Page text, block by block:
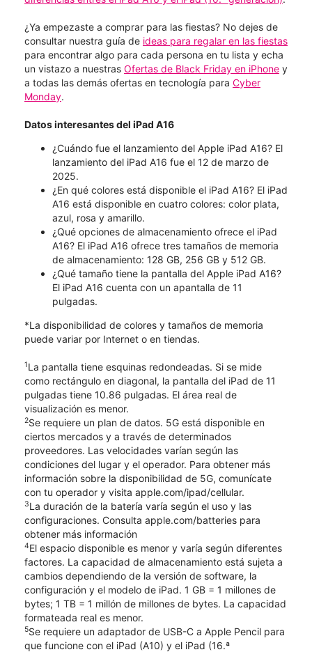
¿Ya empezaste a comprar para las fiestas? No dejes de
consultar nuestra guía de ideas para regalar en las fiestas
para encontrar algo para cada persona en tu lista y echa
un vistazo a nuestras Ofertas de Black Friday en iPhone y
a todas las demás ofertas en tecnología para Cyber
Monday.
Datos interesantes del iPad A16
¿Cuándo fue el lanzamiento del Apple iPad A16? El
lanzamiento del iPad A16 fue el 12 de marzo de
2025.
¿En qué colores está disponible el iPad A16? El iPad
A16 está disponible en cuatro colores: color plata,
azul, rosa y amarillo.
¿Qué opciones de almacenamiento ofrece el iPad
A16? El iPad A16 ofrece tres tamaños de memoria
de almacenamiento: 128 GB, 256 GB y 512 GB.
¿Qué tamaño tiene la pantalla del Apple iPad A16?
El iPad A16 cuenta con un apantalla de 11
pulgadas.
*La disponibilidad de colores y tamaños de memoria
puede variar por Internet o en tiendas.
1La pantalla tiene esquinas redondeadas. Si se mide
como rectángulo en diagonal, la pantalla del iPad de 11
pulgadas tiene 10.86 pulgadas. El área real de
visualización es menor.
2Se requiere un plan de datos. 5G está disponible en
ciertos mercados y a través de determinados
proveedores. Las velocidades varían según las
condiciones del lugar y el operador. Para obtener más
información sobre la disponibilidad de 5G, comunícate
con tu operador y visita apple.com/ipad/cellular.
3La duración de la batería varía según el uso y las
configuraciones. Consulta apple.com/batteries para
obtener más información
4El espacio disponible es menor y varía según diferentes
factores. La capacidad de almacenamiento está sujeta a
cambios dependiendo de la versión de software, la
configuración y el modelo de iPad. 1 GB = 1 millones de
bytes; 1 TB = 1 millón de millones de bytes. La capacidad
formateada real es menor.
5Se requiere un adaptador de USB-C a Apple Pencil para
que funcione con el iPad (A10) y el iPad (16.ª